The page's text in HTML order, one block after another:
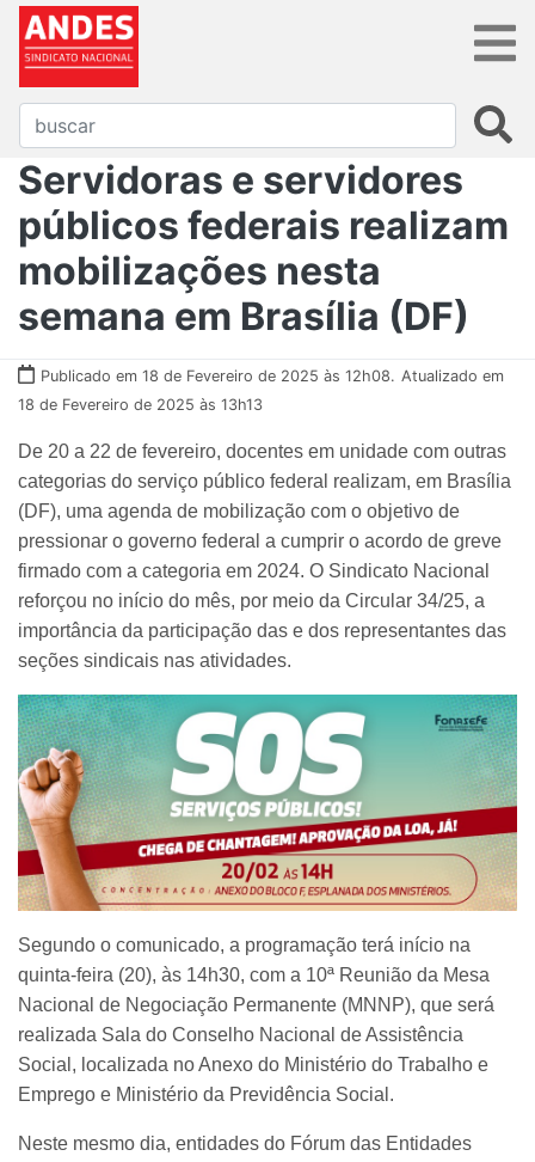
Servidoras e servidores
públicos federais realizam
mobilizações nesta
semana em Brasília (DF)
Publicado em 18 de Fevereiro de 2025 às 12h08. Atualizado em
18 de Fevereiro de 2025 às 13h13
De 20 a 22 de fevereiro, docentes em unidade com outras
categorias do serviço público federal realizam, em Brasília
(DF), uma agenda de mobilização com o objetivo de
pressionar o governo federal a cumprir o acordo de greve
firmado com a categoria em 2024. O Sindicato Nacional
reforçou no início do mês, por meio da Circular 34/25, a
importância da participação das e dos representantes das
seções sindicais nas atividades.
Segundo o comunicado, a programação terá início na
quinta-feira (20), às 14h30, com a 10ª Reunião da Mesa
Nacional de Negociação Permanente (MNNP), que será
realizada Sala do Conselho Nacional de Assistência
Social, localizada no Anexo do Ministério do Trabalho e
Emprego e Ministério da Previdência Social.
Neste mesmo dia, entidades do Fórum das Entidades